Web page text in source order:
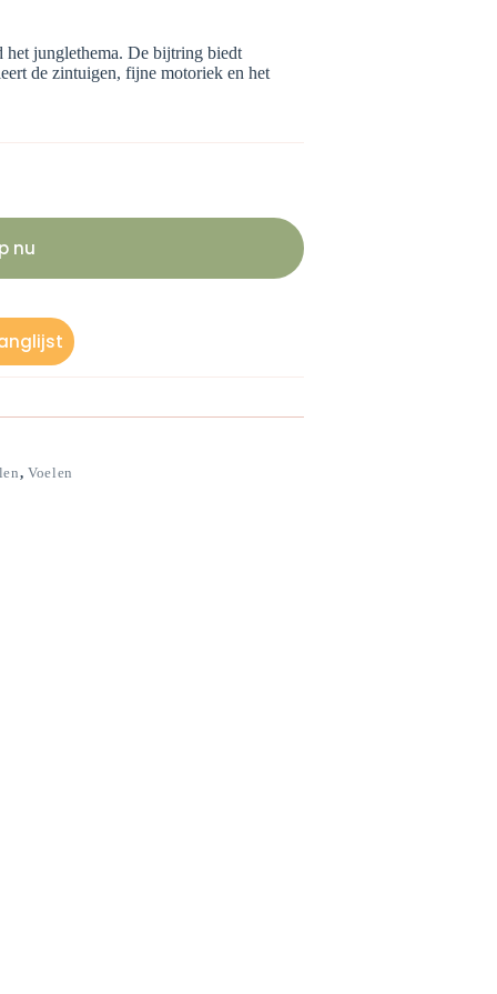
het junglethema. De bijtring biedt
de zintuigen, fijne motoriek en het
nu
, Voelen